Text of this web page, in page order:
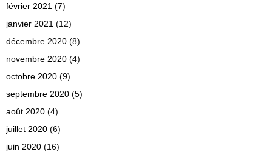
février 2021 (7)
janvier 2021 (12)
décembre 2020 (8)
novembre 2020 (4)
octobre 2020 (9)
septembre 2020 (5)
août 2020 (4)
juillet 2020 (6)
juin 2020 (16)